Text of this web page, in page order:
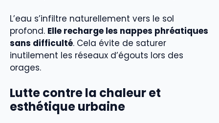
L’eau s’infiltre naturellement vers le sol
profond. Elle recharge les nappes phréatiques
sans difficulté. Cela évite de saturer
inutilement les réseaux d’égouts lors des
orages.
Lutte contre la chaleur et
esthétique urbaine